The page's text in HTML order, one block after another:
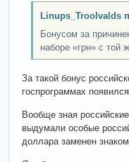
Linups_Troolvalds
Бонусом за
наборе «грн» с той
За такой бонус
госпрограммах
Вообще зная
выдумали особые
доллара заменен